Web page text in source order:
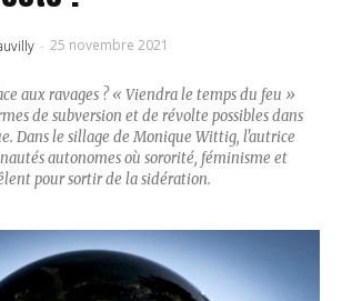
- 25 novembre 2021
aux ravages ? « Viendra le temps du feu »
de subversion et de révolte possibles dans
Dans le sillage de Monique Wittig, l'autrice
autonomes où sororité, féminisme et
pour sortir de la sidération.